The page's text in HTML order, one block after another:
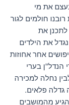
את מי
חולמים לגור
את
את הילדים
אחר אחוזות
הנדל"ן בערי
מרכזית לבין נחלה למכירה
גדלה פלאים.
מהמושבים